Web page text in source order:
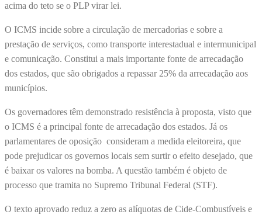
acima do teto se o PLP virar lei.
O ICMS incide sobre a circulação de mercadorias e sobre a
prestação de serviços, como transporte interestadual e intermunicipal
e comunicação. Constitui a mais importante fonte de arrecadação
dos estados, que são obrigados a repassar 25% da arrecadação aos
municípios.
Os governadores têm demonstrado resistência à proposta, visto que
o ICMS é a principal fonte de arrecadação dos estados. Já os
parlamentares de oposição consideram a medida eleitoreira, que
pode prejudicar os governos locais sem surtir o efeito desejado, que
é baixar os valores na bomba. A questão também é objeto de
processo que tramita no Supremo Tribunal Federal (STF).
O texto aprovado reduz a zero as alíquotas de Cide-Combustíveis e